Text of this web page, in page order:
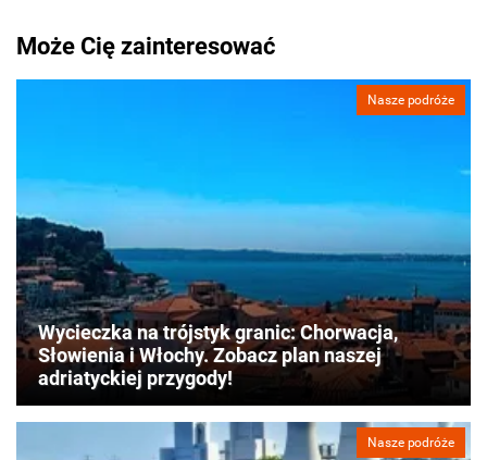
Może Cię zainteresować
Wycieczka na trójstyk granic: Chorwacja,
Słowienia i Włochy. Zobacz plan naszej
adriatyckiej przygody!
Nasze podróże
Nasze podróże